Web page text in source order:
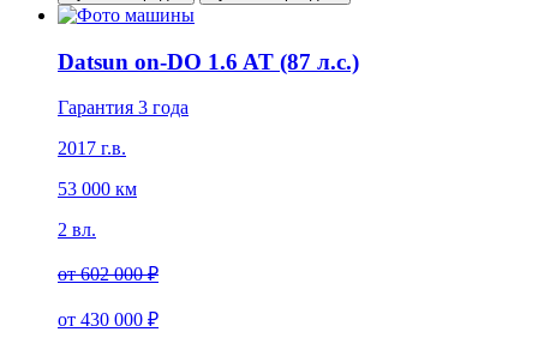
Datsun on-DO 1.6 AT (87 л.с.)
Гарантия 3 года
2017 г.в.
53 000 км
2 вл.
от602 000 ₽
от 430 000 ₽